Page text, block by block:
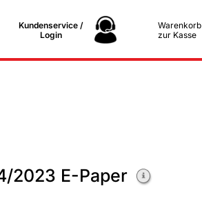
Warenkorb
zur Kasse
Kundenservice /
Login
2023 E-Paper